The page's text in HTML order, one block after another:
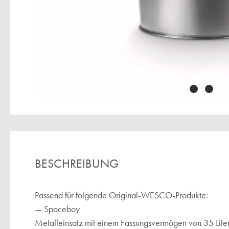
BESCHREIBUNG
Passend für folgende Original-WESCO-Produkte:
— Spaceboy
Metalleinsatz mit einem Fassungsvermögen von 35